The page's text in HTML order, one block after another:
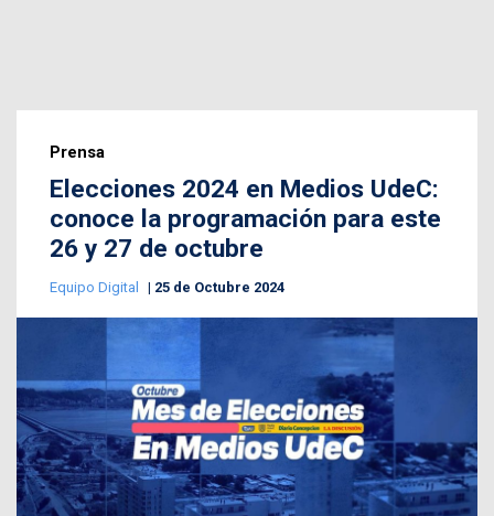
Prensa
Elecciones 2024 en Medios UdeC:
conoce la programación para este
26 y 27 de octubre
Equipo Digital 25 de Octubre 2024